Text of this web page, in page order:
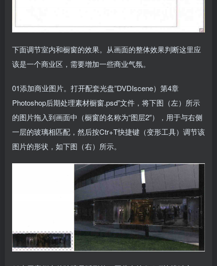
下面调节室内和橱窗的效果。从画面的整体效果判断这里应
该是一个商业区，需要增加一些商业气氛。
01添加商业图片。打开配套光盘”DVDIscene）第4章
Photoshop后期处理素材橱窗.psd”文件，将下图（左）所示
的图片拖入到画面中（橱窗的名称为“图层2″），用于与右侧
一层的玻璃相匹配，然后按Ctr+T快捷键（变形工具）调节该
图片的形状，如下图（右）所示。